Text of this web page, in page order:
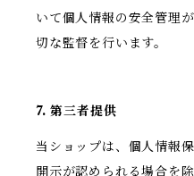
いて個人情報の安全管理
切な監督を行います。
7. 第三者提供
当ショップは、個人情報
開示が認められる場合を